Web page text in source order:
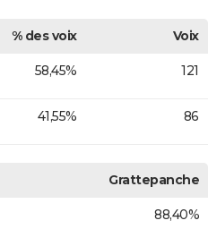
% des voix
Voix
58,45% 121
41,55% 86
Grattepanche
88,40%